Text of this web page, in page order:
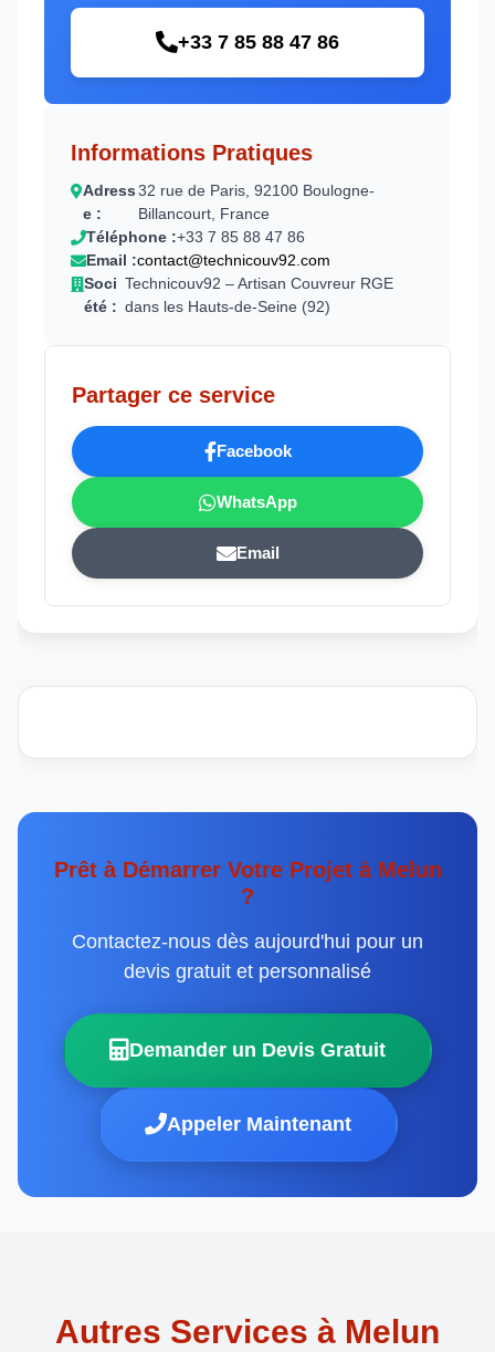
+33 7 85 88 47 86
Informations Pratiques
Adress
e :
32 rue de Paris, 92100 Boulogne-
Billancourt, France
Téléphone :+33 7 85 88 47 86
Email :contact@technicouv92.com
Soci
été :
Technicouv92 – Artisan Couvreur RGE
dans les Hauts-de-Seine (92)
Partager ce service
Facebook
WhatsApp
Email
Prêt à Démarrer Votre Projet à Melun
?
Contactez-nous dès aujourd'hui pour un
devis gratuit et personnalisé
Demander un Devis Gratuit
Appeler Maintenant
Autres Services à Melun